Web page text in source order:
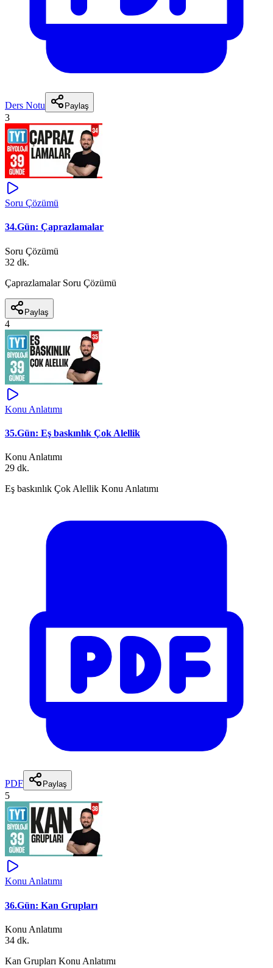
Ders Notu Paylaş
3
Soru Çözümü
34.Gün: Çaprazlamalar
Soru Çözümü
32 dk.
Çaprazlamalar Soru Çözümü
Paylaş
4
Konu Anlatımı
35.Gün: Eş baskınlık Çok Alellik
Konu Anlatımı
29 dk.
Eş baskınlık Çok Alellik Konu Anlatımı
PDF Paylaş
5
Konu Anlatımı
36.Gün: Kan Grupları
Konu Anlatımı
34 dk.
Kan Grupları Konu Anlatımı